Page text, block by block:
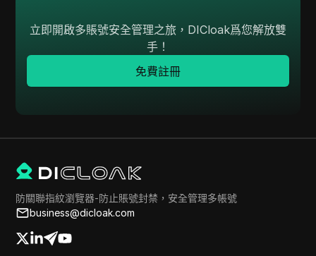
立即開啟多賬號安全管理之旅，DICloak爲您解放雙
手！
免費註冊
防關聯指紋瀏覽器-防止賬號封禁，安全管理多帳號
business@dicloak.com